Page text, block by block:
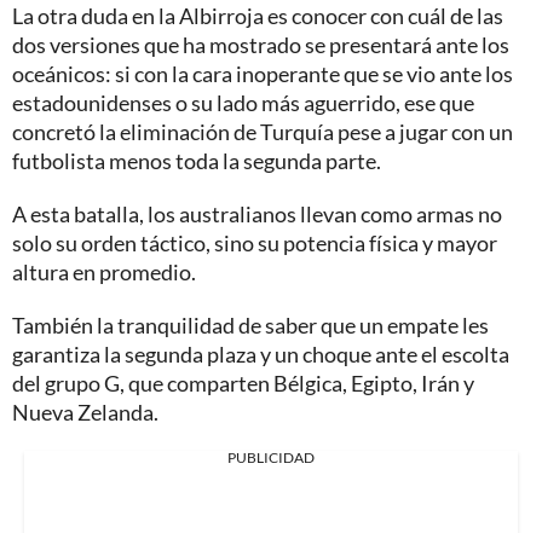
La otra duda en la Albirroja es conocer con cuál de las
dos versiones que ha mostrado se presentará ante los
oceánicos: si con la cara inoperante que se vio ante los
estadounidenses o su lado más aguerrido, ese que
concretó la eliminación de Turquía pese a jugar con un
futbolista menos toda la segunda parte.
A esta batalla, los australianos llevan como armas no
solo su orden táctico, sino su potencia física y mayor
altura en promedio.
También la tranquilidad de saber que un empate les
garantiza la segunda plaza y un choque ante el escolta
del grupo G, que comparten Bélgica, Egipto, Irán y
Nueva Zelanda.
PUBLICIDAD